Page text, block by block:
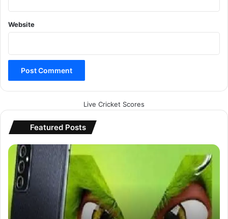
Website
Live Cricket Scores
Featured Posts
1
र
को